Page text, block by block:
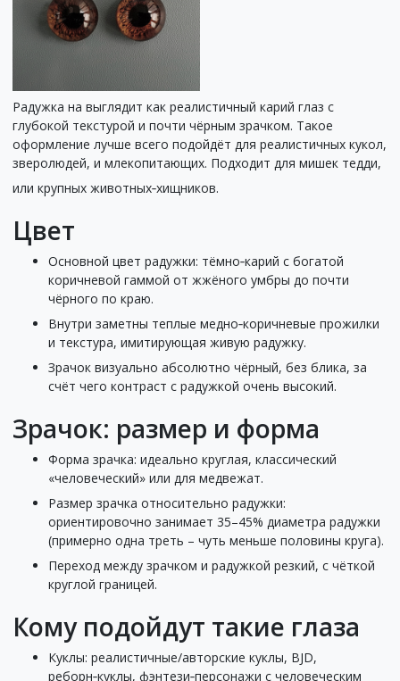
Радужка на выглядит как реалистичный карий глаз с
глубокой текстурой и почти чёрным зрачком. Такое
оформление лучше всего подойдёт для реалистичных кукол,
зверолюдей, и млекопитающих. Подходит для мишек тедди,
или крупных животных‑хищников.
Цвет
Основной цвет радужки: тёмно‑карий с богатой
коричневой гаммой от жжёного умбры до почти
чёрного по краю.
Внутри заметны теплые медно‑коричневые прожилки
и текстура, имитирующая живую радужку.
Зрачок визуально абсолютно чёрный, без блика, за
счёт чего контраст с радужкой очень высокий.
Зрачок: размер и форма
Форма зрачка: идеально круглая, классический
«человеческий» или для медвежат.
Размер зрачка относительно радужки:
ориентировочно занимает 35–45% диаметра радужки
(примерно одна треть – чуть меньше половины круга).
Переход между зрачком и радужкой резкий, с чёткой
круглой границей.
Кому подойдут такие глаза
Куклы: реалистичные/авторские куклы, BJD,
реборн‑куклы, фэнтези‑персонажи с человеческим